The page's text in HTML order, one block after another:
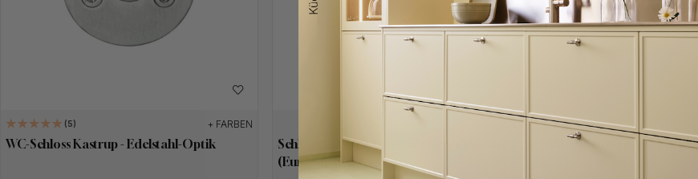
5 + FARBEN
WC-Schloss Kastrup - Edelstahl-Optik
+ FARBEN
Schlüsselschild R-E - Gebürstetes Messing
(Europäischer Standard)
3
WC-Schloss Form - Chrom